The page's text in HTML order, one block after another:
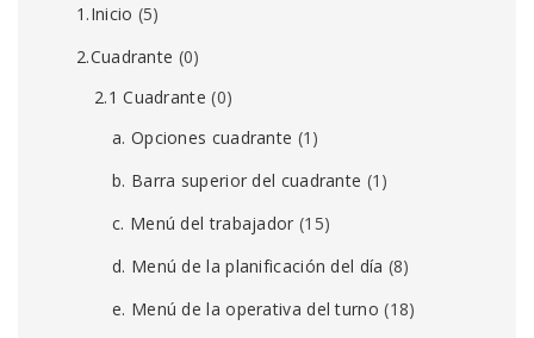
1.Inicio (5)
2.Cuadrante (0)
2.1 Cuadrante (0)
a. Opciones cuadrante (1)
b. Barra superior del cuadrante (1)
c. Menú del trabajador (15)
d. Menú de la planificación del día (8)
e. Menú de la operativa del turno (18)